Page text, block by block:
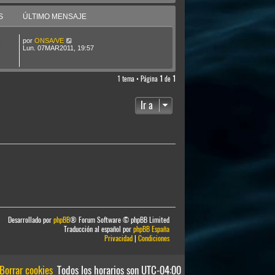
ÚLTIMO MENSAJE
por ONSA/VE
Lun. 07MAR2011, 19:57
1 tema • Página 1 de 1
Ir a
Desarrollado porphpBB® Forum Software © phpBB Limited
Traducción al español porphpBB España
Privacidad| Condiciones
Todos los horarios son UTC-04:00
Borrar cookies